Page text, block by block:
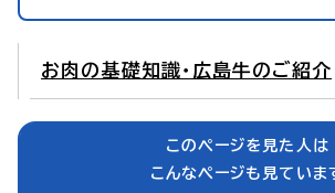
お肉の基礎知識・広島牛のご紹介
このページを見た人は
こんなページも見ていま